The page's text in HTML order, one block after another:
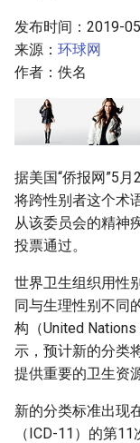
l
i
g
s
e
a
r
c
h
发布时间：2019-
来源： 环球网
作者：佚名
据美国“侨报网”5
将跨性别者这个术
从该委员会的精神
投票通过。
世界卫生组织用性
同与生理性别不同
构（United
示，预计新的分类
提供重要的卫生资源
新的分类标准出现
（ICD-11）的第